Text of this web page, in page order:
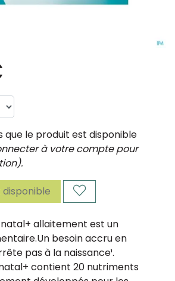
que le produit est disponible
à votre compte pour
allaitement est un
besoin accru en
pas à la naissance¹.
contient 20 nutriments